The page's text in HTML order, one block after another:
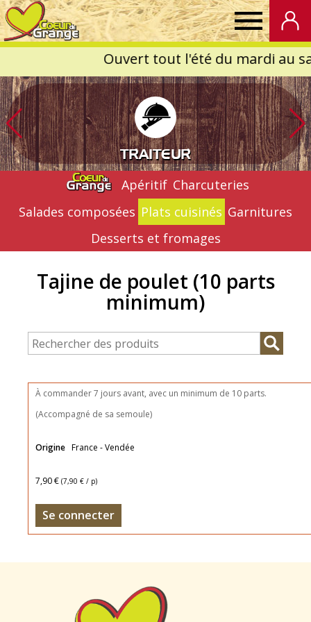
Coeur
Grange
TRAITEUR
Apéritif Charcuteries
Salades composées Plats cuisinés Garnitures
Desserts et fromages
Tajine de poulet (10 parts
minimum)
À commander 7 jours avant, avec un minimum de 10 parts.
(Accompagné de sa semoule)
Origine France - Vendée
7,90 € (7,90 € / p)
Se connecter